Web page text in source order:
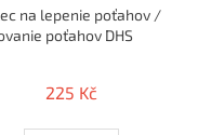
na lepenie poťahov /
poťahov DHS
225 Kč